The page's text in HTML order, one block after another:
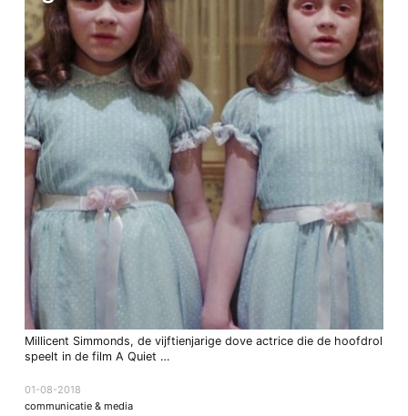
Millicent Simmonds, de vijftienjarige dove actrice die de hoofdrol
speelt in de film A Quiet …
01-08-2018
communicatie & media